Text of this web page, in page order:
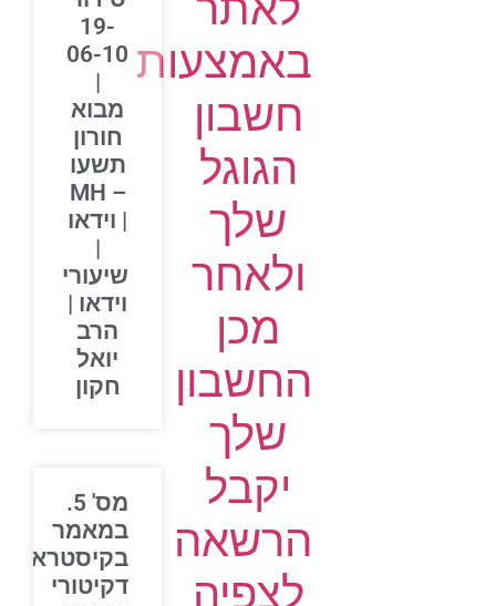
באמצעות
חשבון
הגוגל
שלך
ולאחר
מכן
החשבון
שלך
יקבל
הרשאה
לצפיה
19-
06-10
מבוא
חורון
תשעו
– MH
| וידאו
שיעורי
וידאו |
הרב
יואל
חקון
מס' 5.
במאמר
בקיסטרא
דקיטורי